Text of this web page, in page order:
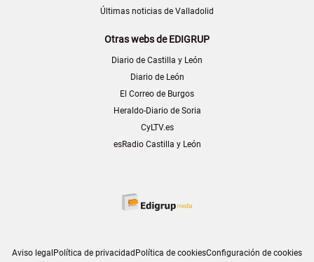
Últimas noticias de Valladolid
Otras webs de EDIGRUP
Diario de Castilla y León
Diario de León
El Correo de Burgos
Heraldo-Diario de Soria
CyLTV.es
esRadio Castilla y León
Aviso legal Política de privacidad Política de cookiesConfiguración de cookies